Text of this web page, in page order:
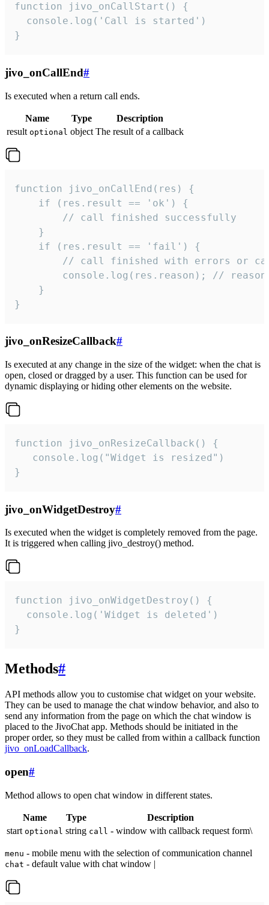
function jivo_onCallStart() {
  console.log('Call is started')
}
jivo_onCallEnd#
Is executed when a return call ends.
Name Type
Description
result optional object The result of a callback
function jivo_onCallEnd(res) {
    if (res.result == 'ok') {
        // call finished successfully
    }
    if (res.result == 'fail') {
// call finished with errors or
console.log(res.reason); //
    }
}
jivo_onResizeCallback#
Is executed at any change in the size of the widget: when the chat is
open, closed or dragged by a user. This function can be used for
dynamic displaying or hiding other elements on the website.
function jivo_onResizeCallback() {
   console.log("Widget is resized")
}
jivo_onWidgetDestroy#
Is executed when the widget is completely removed from the page.
It is triggered when calling jivo_destroy() method.
function jivo_onWidgetDestroy() {
  console.log('Widget is deleted')
}
Methods#
API methods allow you to customise chat widget on your website.
They can be used to manage the chat window behavior, and also to
send any information from the page on which the chat window is
placed to the JivoChat app. Methods should be initiated in the
proper order, so they must be called from within a callback function
jivo_onLoadCallback.
open#
Method allows to open chat window in different states.
Name Type
Description
start optional string call - window with callback request form\
menu - mobile menu with the selection of communication channel
chat - default value with chat window |